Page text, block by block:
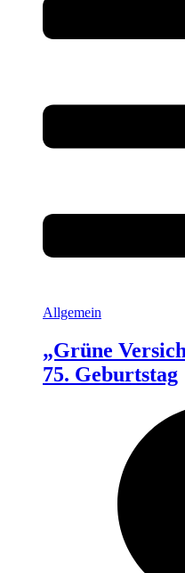
Allgemein
„Grüne
75. Geburtstag